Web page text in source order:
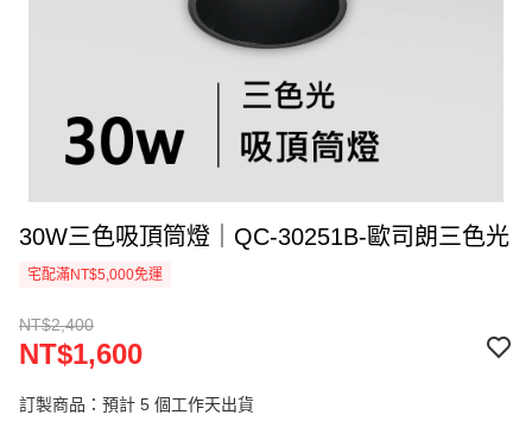
30W三色吸頂筒燈｜QC-30251B-歐司朗三色光
宅配滿NT$5,000免運
NT$2,400
NT$1,600
訂製商品：預計 5 個工作天出貨